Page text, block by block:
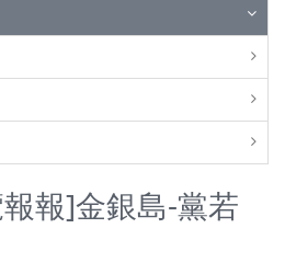
報]金銀島-黨若